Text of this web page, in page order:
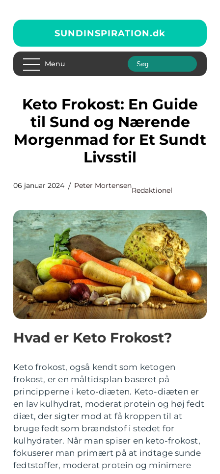
SUNDINSPIRATION.dk
Menu
Keto Frokost: En Guide
til Sund og Nærende
Morgenmad for Et Sundt
Livsstil
06 januar 2024 Peter Mortensen
Redaktionel
Hvad er Keto Frokost?
Keto frokost, også kendt som ketogen
frokost, er en måltidsplan baseret på
principperne i keto-diæten. Keto-diæten er
en lav kulhydrat, moderat protein og høj fedt
diæt, der sigter mod at få kroppen til at
bruge fedt som brændstof i stedet for
kulhydrater. Når man spiser en keto-frokost,
fokuserer man primært på at indtage sunde
fedtstoffer, moderat protein og minimere